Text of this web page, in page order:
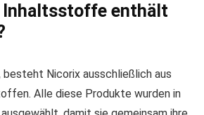
Inhaltsstoffe enthält
Nicorix ausschließlich aus
Alle diese Produkte wurden in